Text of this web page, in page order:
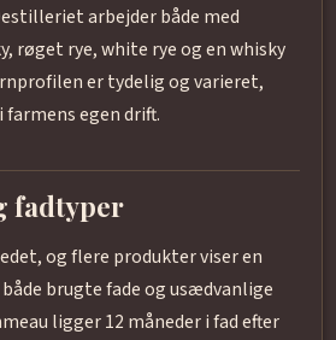
arbejder både med
røget rye, white rye og en whisky
er tydelig og varieret,
egen drift.
fadtyper
og flere produkter viser en
brugte fade og usædvanlige
ligger 12 måneder i fad efter